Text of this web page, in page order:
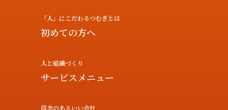
「人」にこだわるつむぎとは
初めての方へ
人と組織づくり
サービスメニュー
信念のあるいい会社